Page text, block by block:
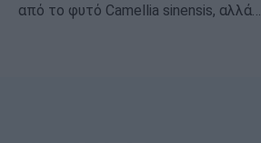
από το φυτό Camellia sinensis, αλλά…